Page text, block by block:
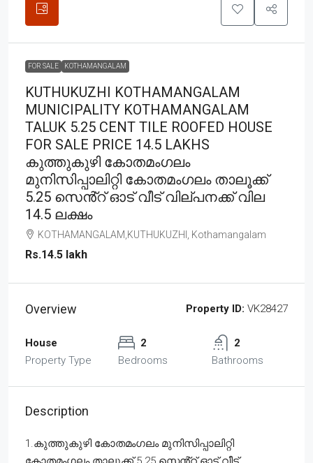
FOR SALE KOTHAMANGALAM
KUTHUKUZHI KOTHAMANGALAM
MUNICIPALITY KOTHAMANGALAM
TALUK 5.25 CENT TILE ROOFED HOUSE
FOR SALE PRICE 14.5 LAKHS
കുത്തുകുഴി കോതമംഗലം
മുനിസിപ്പാലിറ്റി കോതമംഗലം താലൂക്ക്
5.25 സെൻ്റ് ഓട് വീട് വില്പനക്ക് വില
14.5 ലക്ഷം
KOTHAMANGALAM,KUTHUKUZHI, Kothamangalam
Rs.14.5 lakh
Overview Property ID: VK28427
House
Property Type
2
Bedrooms
2
Bathrooms
Description
1.കുത്തുകുഴി കോതമംഗലം മുനിസിപ്പാലിറ്റി